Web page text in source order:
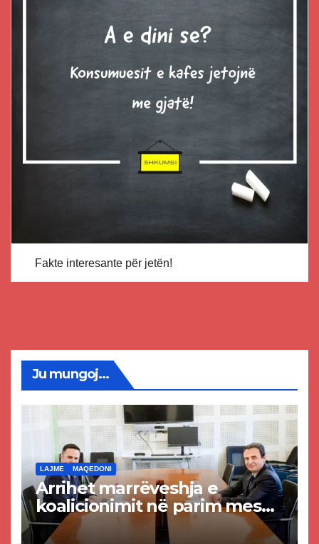
Fakte interesante për jetën!
Ju mungoj...
LAJME MAQEDONI
Arrihet marrëveshja e
koalicionimit në parim mes
Kurtit dhe Abdixhikut